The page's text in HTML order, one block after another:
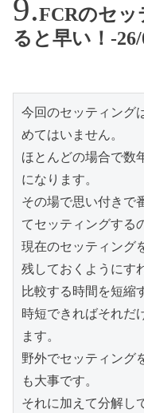
FCRのセッ
ると早い！-26/
今回のセッティング
めてはいません。
ほとんどの場合で数
になります。
その場で思い付きで
てセッティングする
現在のセッティング
残しておくようにす
比較する時間を短縮
時短できればそれだ
ます。
野外でセッティング
も大事です。
それに加えて分解し